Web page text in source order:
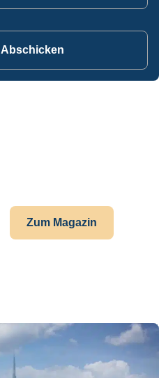
Zum Magazin